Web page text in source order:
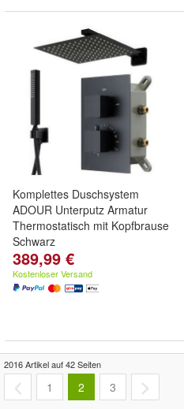
Komplettes Duschsystem
ADOUR Unterputz Armatur
Thermostatisch mit Kopfbrause
Schwarz
389,99 €
Kostenloser Versand
2016 Artikel auf 42 Seiten
1 2 3